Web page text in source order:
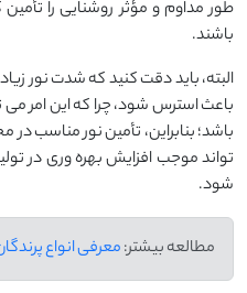
طور مداوم و مؤثر روشنایی را
باشند.
البته، باید دقت کنید که شدت نور
باعث استرس شود، چرا که این امر
باشد؛ بنابراین، تأمین نور مناسب
تواند موجب افزایش بهره ‌وری در
شود.
مطالعه بیشتر:معرفی انواع